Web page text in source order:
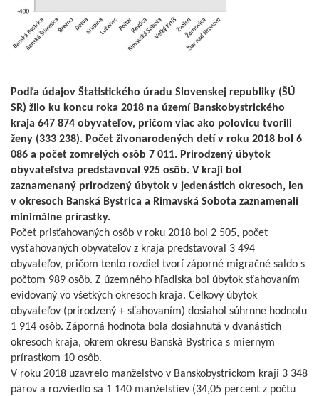
Podľa údajov Štatistického úradu Slovenskej republiky (ŠÚ
SR) žilo ku koncu roka 2018 na území Banskobystrického
kraja 647 874 obyvateľov, pričom viac ako polovicu tvorili
ženy (333 238). Počet živonarodených detí v roku 2018 bol 6
086 a počet zomrelých osôb 7 011. Prirodzený úbytok
obyvateľstva predstavoval 925 osôb. V kraji bol
zaznamenaný prirodzený úbytok v jedenástich okresoch, len
v okresoch Banská Bystrica a Rimavská Sobota zaznamenali
minimálne prírastky.
Počet prisťahovaných osôb v roku 2018 bol 2 505, počet
vysťahovaných obyvateľov z kraja predstavoval 3 494
obyvateľov, pričom tento rozdiel tvorí záporné migračné saldo s
počtom 989 osôb. Z územného hľadiska bol úbytok sťahovaním
evidovaný vo všetkých okresoch kraja. Celkový úbytok
obyvateľov (prirodzený + sťahovaním) dosiahol súhrnne hodnotu
1 914 osôb. Záporná hodnota bola dosiahnutá v dvanástich
okresoch kraja, okrem okresu Banská Bystrica s miernym
prírastkom 10 osôb.
V roku 2018 uzavrelo manželstvo v Banskobystrickom kraji 3 348
párov a rozviedlo sa 1 140 manželstiev (34,05 percent z počtu